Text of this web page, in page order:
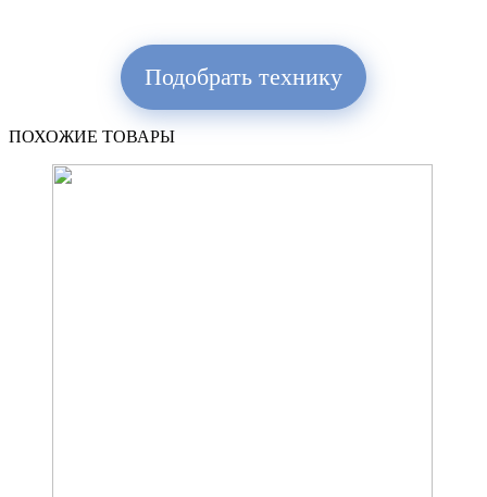
Подобрать технику
ПОХОЖИЕ ТОВАРЫ